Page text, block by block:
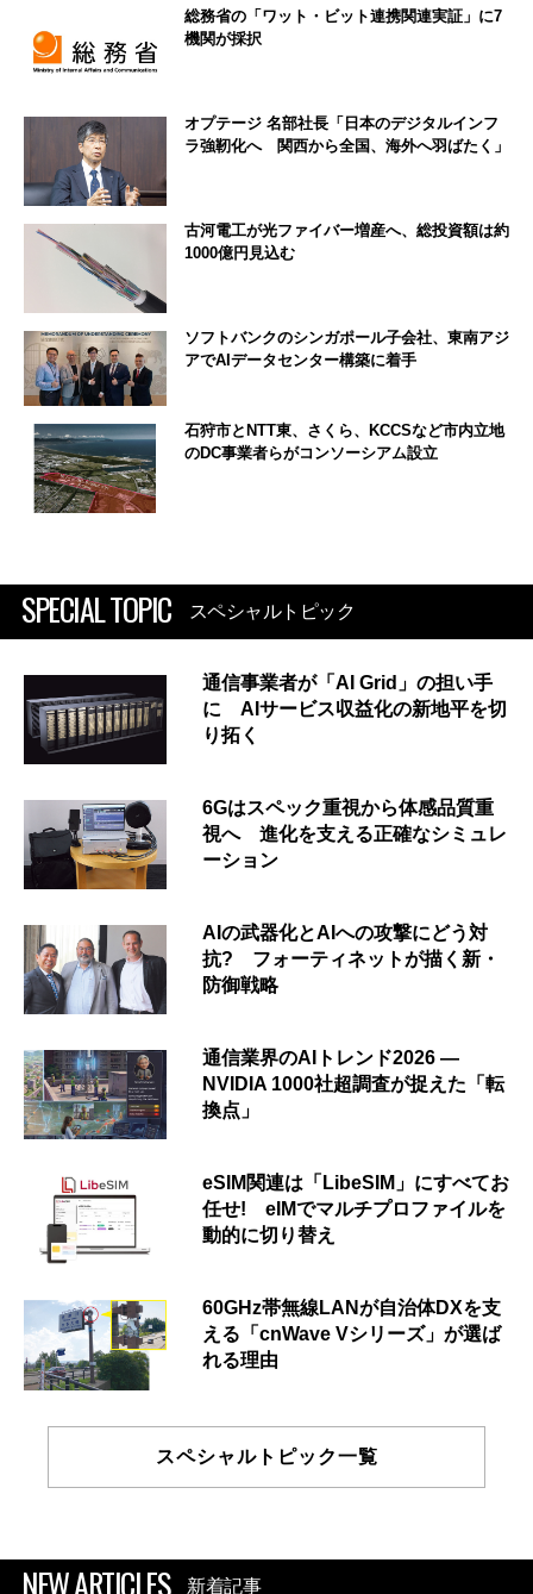
総務省の「ワット・ビット連携関連実証」に7
機関が採択
オプテージ 名部社長「日本のデジタルインフ
ラ強靭化へ 関西から全国、海外へ羽ばたく」
古河電工が光ファイバー増産へ、総投資額は約
1000億円見込む
ソフトバンクのシンガポール子会社、東南アジ
アでAIデータセンター構築に着手
石狩市とNTT東、さくら、KCCSなど市内立地
のDC事業者らがコンソーシアム設立
SPECIAL TOPIC スペシャルトピック
通信事業者が「AI Grid」の担い手
に AIサービス収益化の新地平を切
り拓く
6Gはスペック重視から体感品質重
視へ 進化を支える正確なシミュレ
ーション
AIの武器化とAIへの攻撃にどう対
抗? フォーティネットが描く新・
防御戦略
通信業界のAIトレンド2026 ―
NVIDIA 1000社超調査が捉えた「転
換点」
eSIM関連は「LibeSIM」にすべてお
任せ! eIMでマルチプロファイルを
動的に切り替え
60GHz帯無線LANが自治体DXを支
える「cnWave Vシリーズ」が選ば
れる理由
スペシャルトピック一覧
NEW ARTICLES 新着記事